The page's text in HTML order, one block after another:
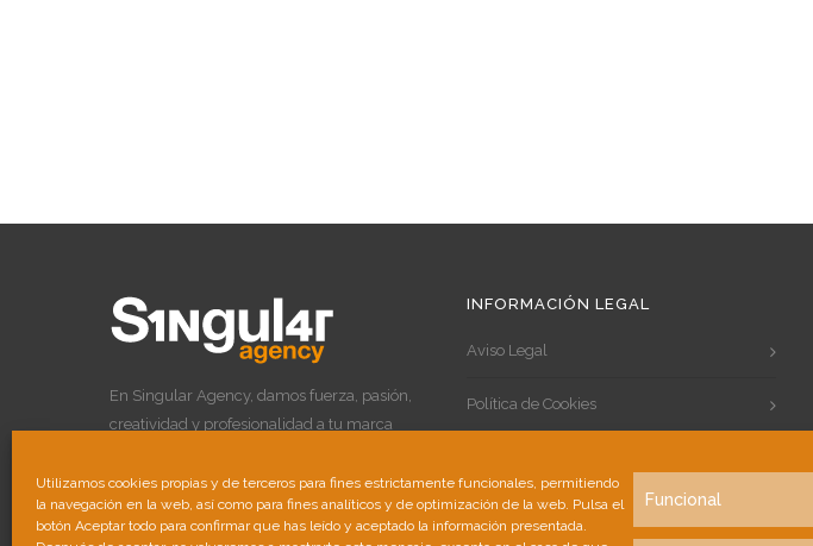
Utilizamos cookies propias y de terceros para fines estrictamente funcionales, permitiendo
la navegación en la web, así como para fines analíticos y de optimización de la web. Pulsa el
botón Aceptar todo para confirmar que has leído y aceptado la información presentada.
Funcional
En Singular Agency, damos fuerza, pasión,
creatividad y profesionalidad a tu marca
INFORMACIÓN LEGAL
Aviso Legal
Política de Cookies